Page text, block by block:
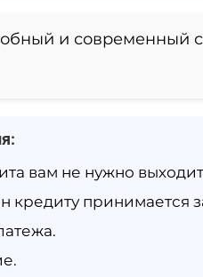
и современный
вам не нужно
кредиту принимается